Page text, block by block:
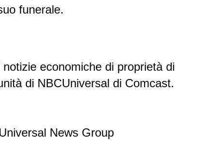
funerale.
economiche di proprietà di
di NBCUniversal di Comcast.
News Group